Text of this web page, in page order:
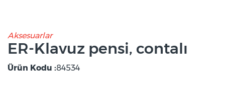
Aksesuarlar
ER-Klavuz pensi, contalı
Ürün Kodu :84534